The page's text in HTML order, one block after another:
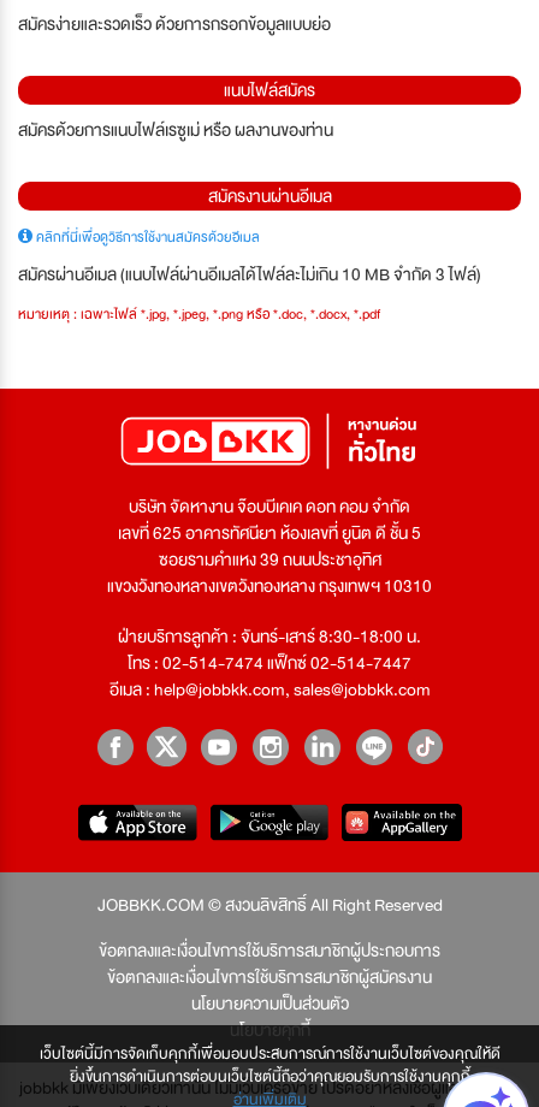
เว็บไซต์นี้มีการจัดเก็บคุกกี้เพื่อมอบประสบการณ์การใช้งานเว็บไซต์ของคุณให้ดี
ยิ่งขึ้นการดำเนินการต่อบนเว็บไซต์นี้ถือว่าคุณยอมรับการใช้งานคุกกี้
อ่านเพิ่มเติม
สมัครง่ายและรวดเร็ว ด้วยการกรอกข้อมูลแบบย่อ
แนบไฟล์สมัคร
สมัครด้วยการแนบไฟล์เรซูเม่ หรือ ผลงานของท่าน
สมัครงานผ่านอีเมล
คลิกที่นี่เพื่อดูวิธีการใช้งานสมัครด้วยอีเมล
สมัครผ่านอีเมล (แนบไฟล์ผ่านอีเมลได้ไฟล์ละไม่เกิน 10 MB จำกัด 3 ไฟล์)
หมายเหตุ : เฉพาะไฟล์ *.jpg, *.jpeg, *.png หรือ *.doc, *.docx, *.pdf
บริษัท จัดหางาน จ๊อบบีเคเค ดอท คอม จำกัด
เลขที่ 625 อาคารทัศนียา ห้องเลขที่ ยูนิต ดี ชั้น 5
ซอยรามคำแหง 39 ถนนประชาอุทิศ
แขวงวังทองหลางเขตวังทองหลาง กรุงเทพฯ 10310
ฝ่ายบริการลูกค้า : จันทร์-เสาร์ 8:30-18:00 น.
โทร : 02-514-7474 แฟ็กซ์ 02-514-7447
อีเมล :help@jobbkk.com,sales@jobbkk.com
JOBBKK.COM © สงวนลิขสิทธิ์ All Right Reserved
ข้อตกลงและเงื่อนไขการใช้บริการสมาชิกผู้ประกอบการ
ข้อตกลงและเงื่อนไขการใช้บริการสมาชิกผู้สมัครงาน
นโยบายความเป็นส่วนตัว
นโยบายคุกกี้
jobbkk มีเพียงเว็บเดียวเท่านั้น ไม่มีเว็บเครือข่าย โปรดอย่าหลงเชื่อผู้แอบอ้าง และ